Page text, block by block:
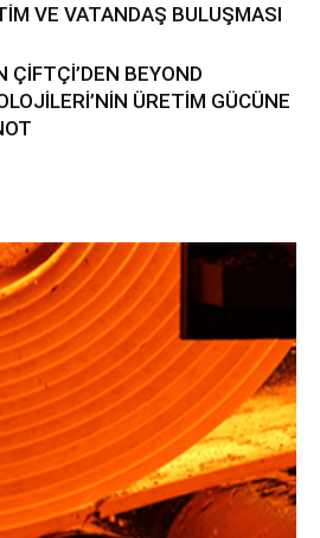
VE VATANDAŞ BULUŞMASI
ÇİFTÇİ’DEN BEYOND
ÜRETİM GÜCÜNE